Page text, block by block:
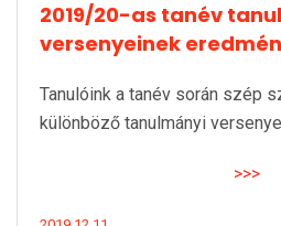
2019/20-as tanév
versenyeinek
Tanulóink a tanév során szép
különböző tanulmányi
>>>